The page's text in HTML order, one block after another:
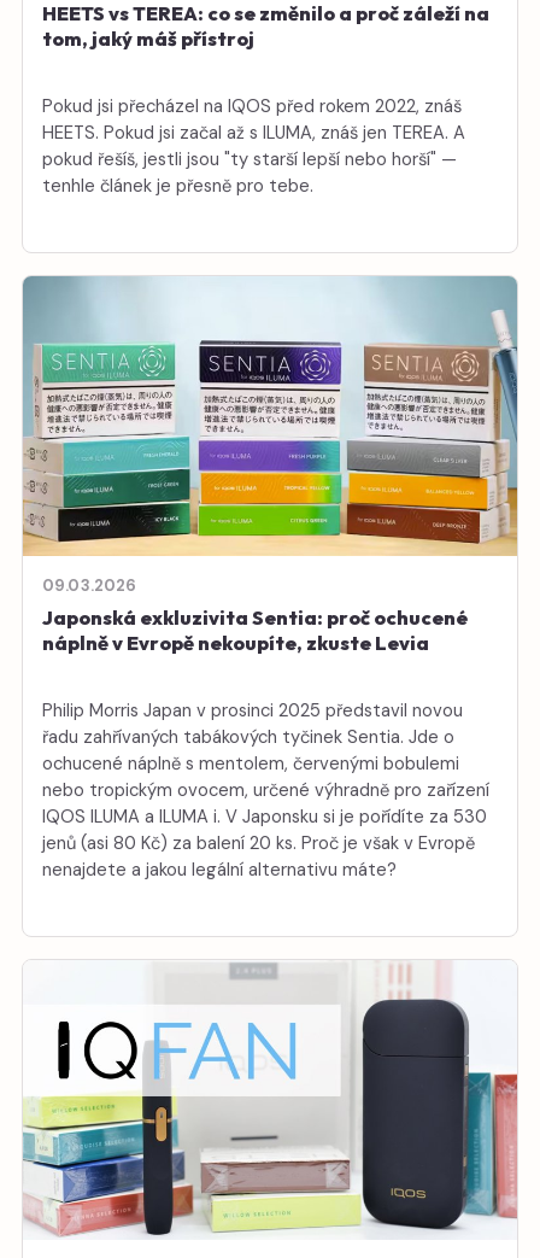
HEETS vs TEREA: co se změnilo a proč záleží na
tom, jaký máš přístroj
Pokud jsi přecházel na IQOS před rokem 2022, znáš
HEETS. Pokud jsi začal až s ILUMA, znáš jen TEREA. A
pokud řešíš, jestli jsou "ty starší lepší nebo horší" —
tenhle článek je přesně pro tebe.
09.03.2026
Japonská exkluzivita Sentia: proč ochucené
náplně v Evropě nekoupíte, zkuste Levia
Philip Morris Japan v prosinci 2025 představil novou
řadu zahřívaných tabákových tyčinek Sentia. Jde o
ochucené náplně s mentolem, červenými bobulemi
nebo tropickým ovocem, určené výhradně pro zařízení
IQOS ILUMA a ILUMA i. V Japonsku si je pořídíte za 530
jenů (asi 80 Kč) za balení 20 ks. Proč je však v Evropě
nenajdete a jakou legální alternativu máte?